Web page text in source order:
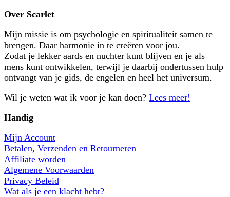
Over Scarlet
Mijn missie is om psychologie en spiritualiteit samen te
brengen. Daar harmonie in te creëren voor jou.
Zodat je lekker aards en nuchter kunt blijven en je als
mens kunt ontwikkelen, terwijl je daarbij ondertussen hulp
ontvangt van je gids, de engelen en heel het universum.
Wil je weten wat ik voor je kan doen? Lees meer!
Handig
Mijn Account
Betalen, Verzenden en Retourneren
Affiliate worden
Algemene Voorwaarden
Privacy Beleid
Wat als je een klacht hebt?